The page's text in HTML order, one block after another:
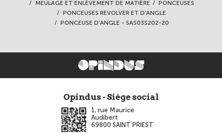
MEULAGE ET ENLÈVEMENT DE MATIÈRE
PONCEUSES
PONCEUSES REVOLVER ET D'ANGLE
PONCEUSE D'ANGLE - SAS03S202-20
Opindus - Siège social
1, rue Maurice
Audibert
69800 SAINT PRIEST